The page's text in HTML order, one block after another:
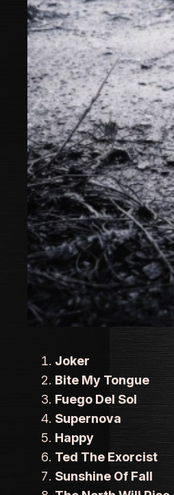
Joker
Bite My Tongue
Fuego Del Sol
Supernova
Happy
Ted The Exorcist
Sunshine Of Fall